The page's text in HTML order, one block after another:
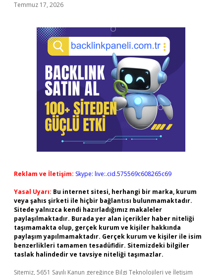
Temmuz 17, 2026
Reklam ve İletişim: Skype: live:.cid.575569c608265c69
Yasal Uyarı: Bu internet sitesi, herhangi bir marka, kurum
veya şahıs şirketi ile hiçbir bağlantısı bulunmamaktadır.
Sitede yalnızca kendi hazırladığımız makaleler
paylaşılmaktadır. Burada yer alan içerikler haber niteliği
taşımamakta olup, gerçek kurum ve kişiler hakkında
paylaşım yapılmamaktadır. Gerçek kurum ve kişiler ile isim
benzerlikleri tamamen tesadüfidir. Sitemizdeki bilgiler
taslak halindedir ve tavsiye niteliği taşımazlar.
Sitemiz, 5651 Sayılı Kanun gereğince Bilgi Teknolojileri ve İletişim